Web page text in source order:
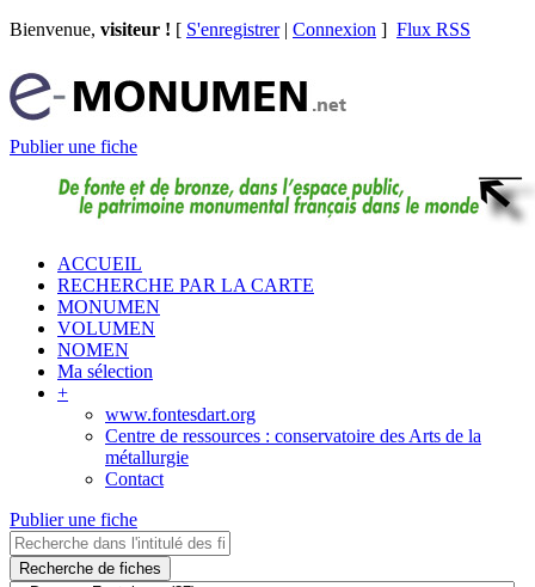
Bienvenue, visiteur ! [ S'enregistrer| Connexion ] Flux RSS
Publier une fiche
ACCUEIL
RECHERCHE PAR LA CARTE
MONUMEN
VOLUMEN
NOMEN
Ma sélection
+
www.fontesdart.org
Centre de ressources : conservatoire des Arts de la
métallurgie
Contact
Publier une fiche
Recherche de fiches